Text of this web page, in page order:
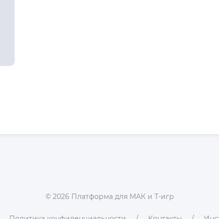
© 2026 Платформа для МАК и Т-игр